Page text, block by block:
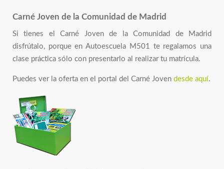
Carné Joven de la Comunidad de Madrid
Si tienes el Carné Joven de la Comunidad de Madrid
disfrútalo, porque en Autoescuela M501 te regalamos una
clase práctica sólo con presentarlo al realizar tu matrícula.
Puedes ver la oferta en el portal del Carné Joven desde aquí.